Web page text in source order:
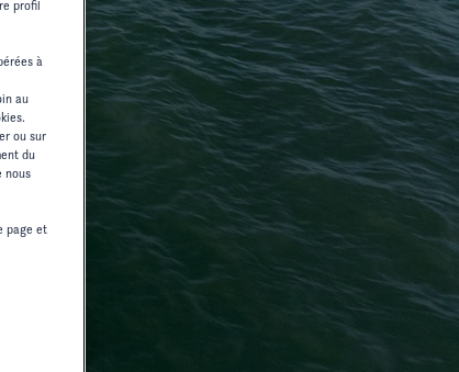
profil
à
au
ou sur
du
nous
page et